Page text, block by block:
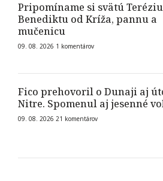
Pripomíname si svätú Teréziu
Benediktu od Kríža, pannu a
mučenicu
09. 08. 2026 1 komentárov
Fico prehovoril o Dunaji aj
Nitre. Spomenul aj jesenné
09. 08. 2026 21 komentárov